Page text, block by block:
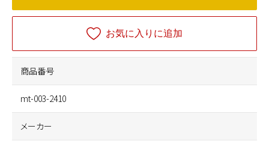
お気に入りに追加
商品番号
mt-003-2410
メーカー